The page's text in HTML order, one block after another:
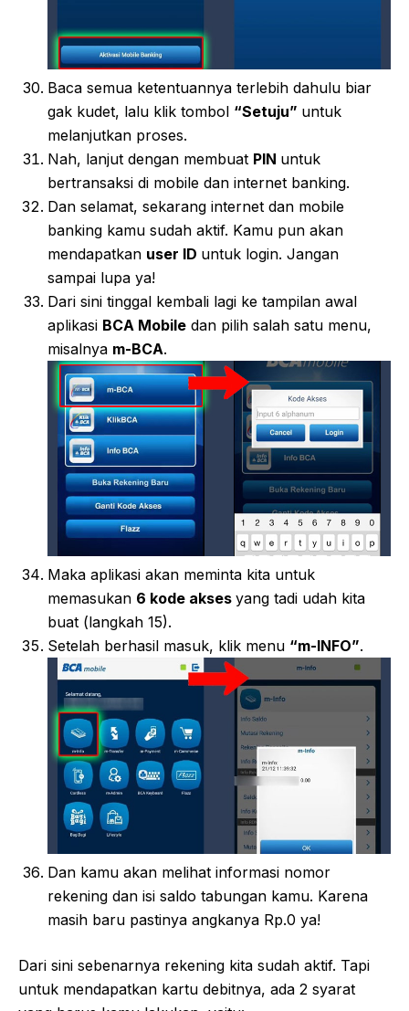
Baca semua ketentuannya terlebih dahulu biar
gak kudet, lalu klik tombol “Setuju” untuk
melanjutkan proses.
Nah, lanjut dengan membuat PIN untuk
bertransaksi di mobile dan internet banking.
Dan selamat, sekarang internet dan mobile
banking kamu sudah aktif. Kamu pun akan
mendapatkan user ID untuk login. Jangan
sampai lupa ya!
Dari sini tinggal kembali lagi ke tampilan awal
aplikasi BCA Mobile dan pilih salah satu menu,
misalnya m-BCA.
Maka aplikasi akan meminta kita untuk
memasukan 6 kode akses yang tadi udah kita
buat (langkah 15).
Setelah berhasil masuk, klik menu “m-INFO”.
Dan kamu akan melihat informasi nomor
rekening dan isi saldo tabungan kamu. Karena
masih baru pastinya angkanya Rp.0 ya!
Dari sini sebenarnya rekening kita sudah aktif. Tapi
untuk mendapatkan kartu debitnya, ada 2 syarat